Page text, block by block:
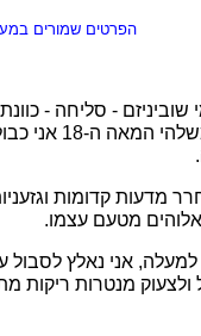
הפרטים שמורים
- סליחה -
שביסים ושאר
מדעות קדומות
מטעם עצמו.
אני נאלץ
מנטרות ריקות